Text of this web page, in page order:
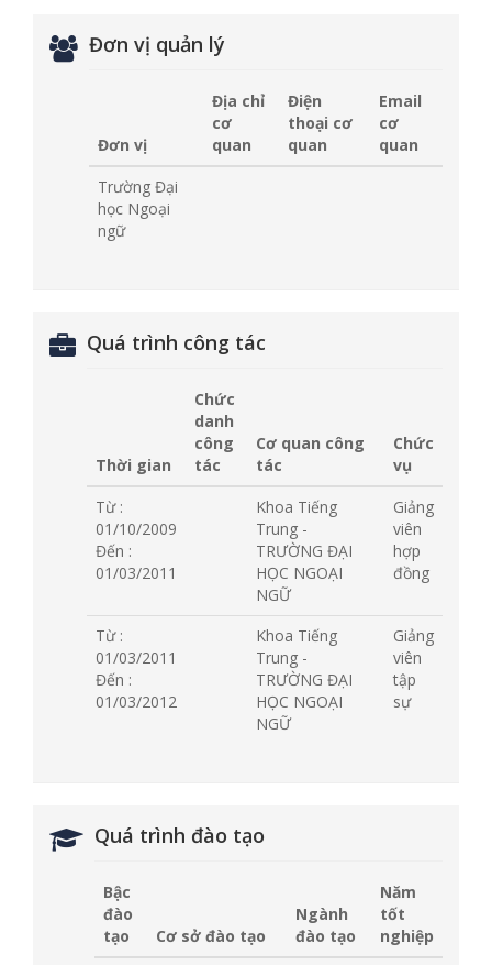
Đơn vị quản lý
Đơn vị
Địa chỉ
cơ
quan
Điện
thoại cơ
quan
Email
cơ
quan
Trường Đại
học Ngoại
ngữ
Quá trình công tác
Thời gian
Chức
danh
công
tác
Cơ quan công
tác
Chức
vụ
Từ :
01/10/2009
Đến :
01/03/2011
Khoa Tiếng
Trung -
TRƯỜNG ĐẠI
HỌC NGOẠI
NGỮ
Giảng
viên
hợp
đồng
Từ :
01/03/2011
Đến :
01/03/2012
Khoa Tiếng
Trung -
TRƯỜNG ĐẠI
HỌC NGOẠI
NGỮ
Giảng
viên
tập
sự
Quá trình đào tạo
Bậc
đào
tạo
Cơ sở đào tạo
Ngành
đào tạo
Năm
tốt
nghiệp